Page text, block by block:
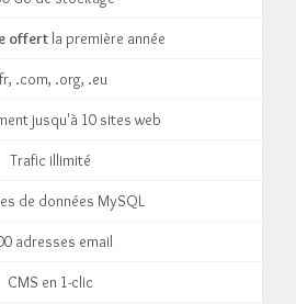
offert la première année
.com, .org, .eu
jusqu'à 10 sites web
Trafic illimité
de données MySQL
adresses email
CMS en 1-clic